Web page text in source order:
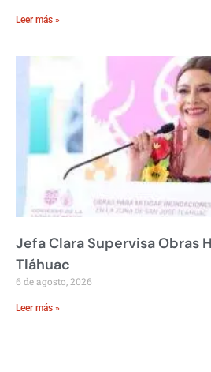
Leer más »
Jefa Clara Supervisa Obras
Tláhuac
6 de agosto, 2026
Leer más »